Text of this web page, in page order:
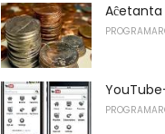
Aĉetanta